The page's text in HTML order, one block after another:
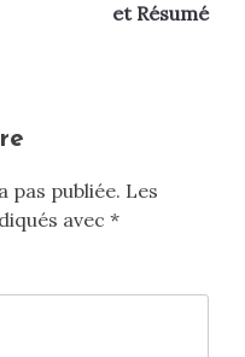
et Résumé
pas publiée. Les
avec *